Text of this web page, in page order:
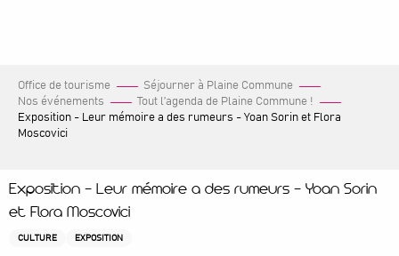
Office de tourisme
Séjourner à Plaine Commune
Nos événements
Tout l’agenda de Plaine Commune !
Exposition - Leur mémoire a des rumeurs - Yoan Sorin et Flora
Moscovici
Exposition - Leur mémoire a des rumeurs - Yoan Sorin
et Flora Moscovici
CULTURE EXPOSITION